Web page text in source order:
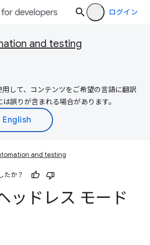
ログイン
and testing
して、コンテンツをご希望の言語に翻訳
誤りが含まれる場合があります。
and testing
たか？
ッドレス モード